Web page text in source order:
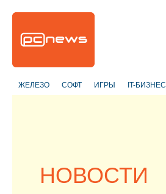
ЖЕЛЕЗО СОФТ ИГРЫ IT-БИЗНЕС
НОВОСТИ